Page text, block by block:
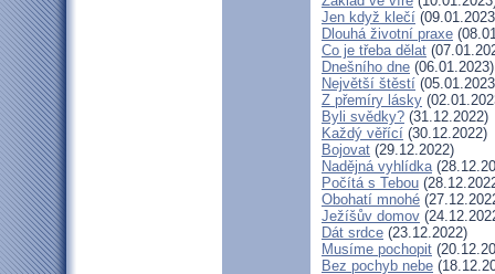
Jen když klečí
Dlouhá životní praxe
Co je třeba dělat
Dnešního dne (06.01.2023)
Největší štěstí
Z přemíry lásky
Byli svědky? (31.12.2022)
Každý věřící (30.12.2022)
Bojovat (29.12.2022)
Nadějná vyhlídka
Počítá s Tebou
Obohatí mnohé
Ježíšův domov
Dát srdce (23.12.2022)
Musíme pochopit
Bez pochyb nebe